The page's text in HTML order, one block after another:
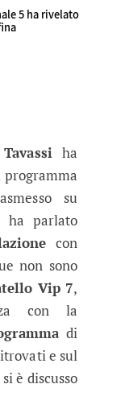
5 ha rivelato
si
ha
programma
su
ha parlato
con
non sono
Vip 7,
con la
di
e sul
è discusso